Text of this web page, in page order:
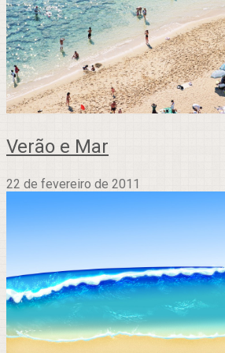
Verão e Mar
22 de fevereiro de 2011